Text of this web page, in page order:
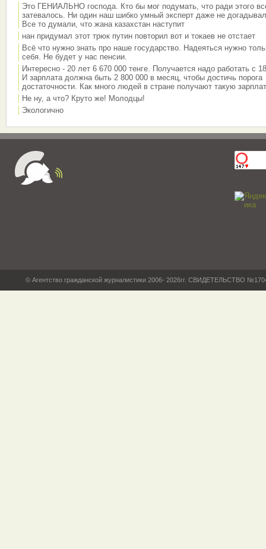
Это ГЕНИАЛЬНО господа. Кто бы мог подумать, что ради этого
затевалось. Ни один наш шибко умный эксперт даже не
Все то думали, что жана казахстан наступит
нан придумал этот трюк путин повторил вот и токаев не отстает
Всё что нужно знать про наше государство. Надеяться нужно
себя. Не будет у нас пенсии.
Интересно - 20 лет 6 670 000 тенге. Получается надо работать с
И зарплата должна быть 2 800 000 в месяц, чтобы достичь порога
достаточности. Как много людей в стране получают такую
Не ну, а что? Круто же! Молодцы!
Экологично
© Агентство гражданской журналистики 2006- 2026гг. СВИДЕТЕЛЬСТВО